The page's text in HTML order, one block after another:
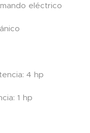
eléctrico
4 hp
1 hp